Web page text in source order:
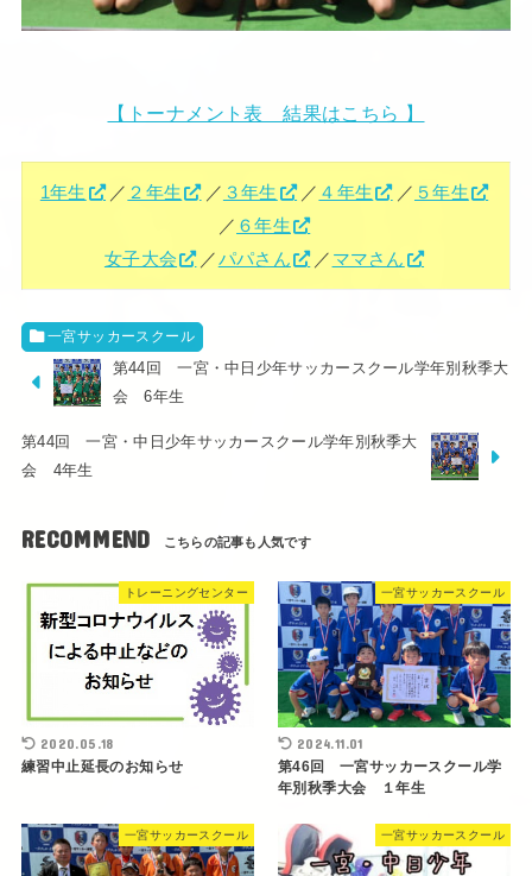
【トーナメント表 結果はこちら 】
1年生 ／ ２年生 ／ ３年生 ／ ４年生 ／ ５年生
／ ６年生
女子大会
／パパさん ／ ママさん
一宮サッカースクール
第44回 一宮・中日少年サッカースクール学年別秋季大
会 6年生
第44回 一宮・中日少年サッカースクール学年別秋季大
会 4年生
RECOMMEND
トレーニングセンター
2020.05.18
練習中止延長のお知らせ
一宮サッカースクール
2024.11.01
第46回 一宮サッカースクール学
年別秋季大会 １年生
一宮サッカースクール 一宮サッカースクール